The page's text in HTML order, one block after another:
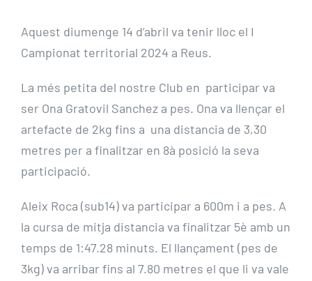
Aquest diumenge 14 d’abril va tenir lloc el I
Campionat territorial 2024 a Reus.
La més petita del nostre Club en participar va
ser Ona Gratovil Sanchez a pes. Ona va llençar el
artefacte de 2kg fins a una distancia de 3,30
metres per a finalitzar en 8à posició la seva
participació.
Aleix Roca (sub14) va participar a 600m i a pes. A
la cursa de mitja distancia va finalitzar 5è amb un
temps de 1:47.28 minuts. El llançament (pes de
3kg) va arribar fins al 7.80 metres el que li va vale